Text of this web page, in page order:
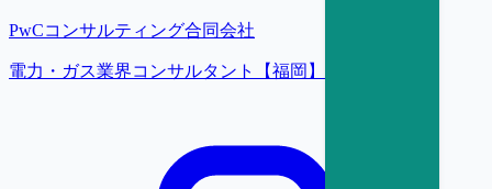
PwCコンサルティング合同会社
電力・ガス業界コンサルタント【福岡】